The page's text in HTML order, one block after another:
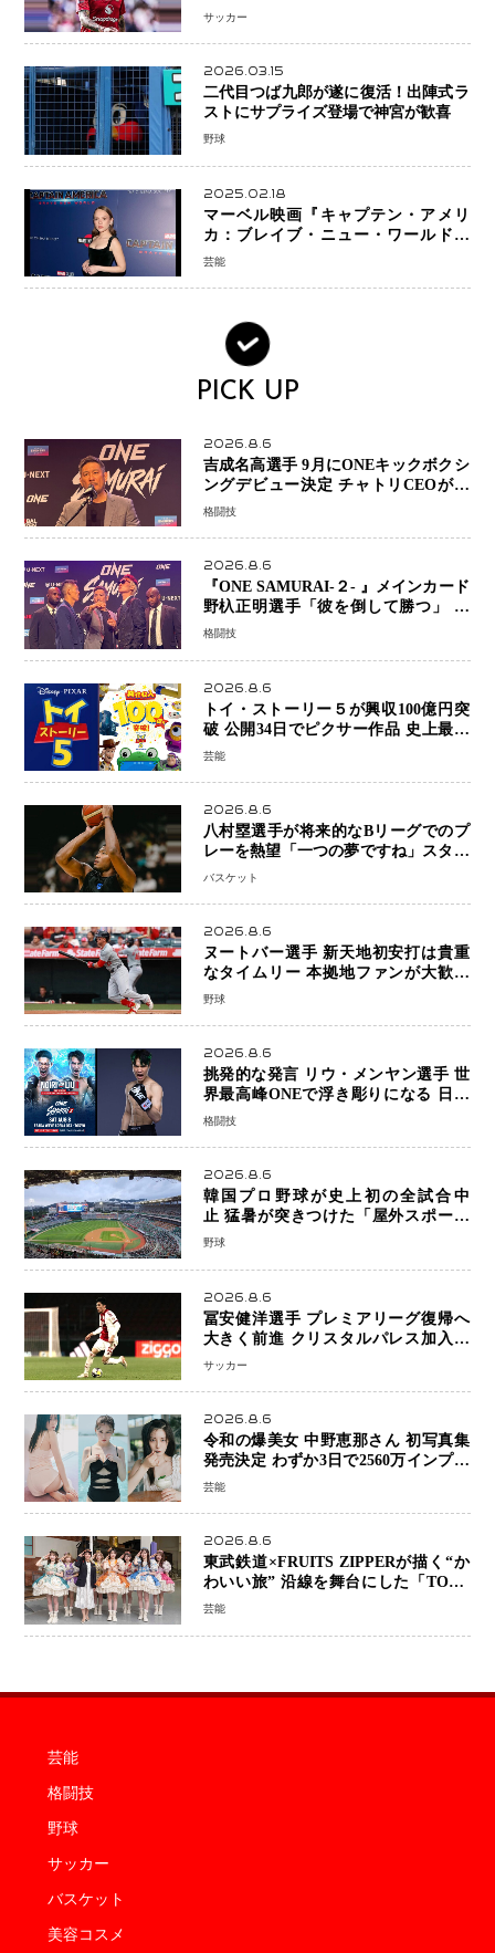
へ・・・補強戦略の転換点に
サッカー
2026.03.15
二代目つば九郎が遂に復活！出陣式ラ
ストにサプライズ登場で神宮が歓喜
野球
2025.02.18
マーベル映画『キャプテン・アメリ
カ：ブレイブ・ニュー・ワールド』
新ブラック・ウィドウ役のシラ・ハー
芸能
PICK UP
2026.8.6
吉成名高選手 9月にONEキックボクシ
ングデビュー決定 チャトリCEOがサ
プライズ発表 2カ月連続参戦へ
格闘技
2026.8.6
『ONE SAMURAI-２- 』メインカード
野杁正明選手「彼を倒して勝つ」 リ
ウ・メンヤンとの因縁に決着へ 再起
初戦
格闘技
2026.8.6
トイ・ストーリー５が興収100億円突
破 公開34日でピクサー作品 史上最速
日本歴代シリーズ最高更新も目前
芸能
2026.8.6
八村塁選手が将来的なBリーグでのプ
レーを熱望「一つの夢ですね」スター
帰還がリーグ価値を押し上げる可能性
バスケット
2026.8.6
ヌートバー選手 新天地初安打は貴重
なタイムリー 本拠地ファンが大歓声
笑顔で歓喜
野球
2026.8.6
挑発的な発言 リウ・メンヤン選手 世
界最高峰ONEで浮き彫りになる 日本
キックボクシングが直面する“技術
格闘技
2026.8.6
韓国プロ野球が史上初の全試合中
止 猛暑が突きつけた「屋外スポーツ
の限界」 日本発のドーム型施設時代
野球
2026.8.6
冨安健洋選手 プレミアリーグ復帰へ
大きく前進 クリスタルパレス加入目
前 メディカルチェックも通過
サッカー
2026.8.6
令和の爆美女 中野恵那さん 初写真集
発売決定 わずか3日で2560万インプレ
ッションを記録した話題の美貌を凝縮
芸能
2026.8.6
東武鉄道×FRUITS ZIPPERが描く“か
わいい旅” 沿線を舞台にした「TOBU
KAWAII PROJECT」が開幕
芸能
芸能
格闘技
野球
サッカー
バスケット
美容コスメ